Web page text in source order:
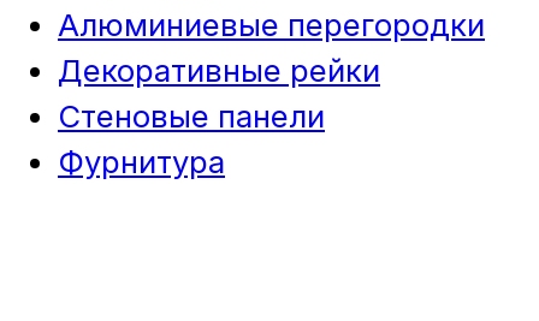
Алюминиевые перегородки
Декоративные рейки
Стеновые панели
Фурнитура